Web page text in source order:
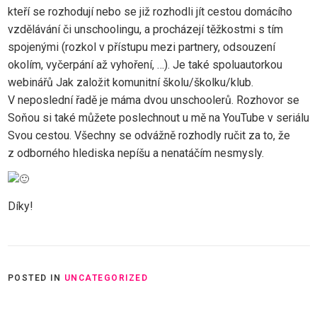
kteří se rozhodují nebo se již rozhodli jít cestou domácího
vzdělávání či unschoolingu, a procházejí těžkostmi s tím
spojenými (rozkol v přístupu mezi partnery, odsouzení
okolím, vyčerpání až vyhoření, …). Je také spoluautorkou
webinářů Jak založit komunitní školu/školku/klub.
V neposlední řadě je máma dvou unschoolerů. Rozhovor se
Soňou si také můžete poslechnout u mě na YouTube v seriálu
Svou cestou. Všechny se odvážně rozhodly ručit za to, že
z odborného hlediska nepíšu a nenatáčím nesmysly.
Díky!
POSTED IN UNCATEGORIZED